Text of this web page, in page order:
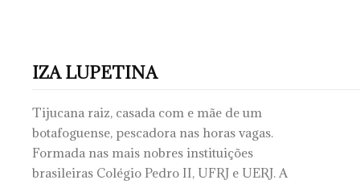
IZA LUPETINA
Tijucana raiz, casada com e mãe de um
botafoguense, pescadora nas horas vagas.
Formada nas mais nobres instituições
brasileiras Colégio Pedro II, UFRJ e UERJ. A